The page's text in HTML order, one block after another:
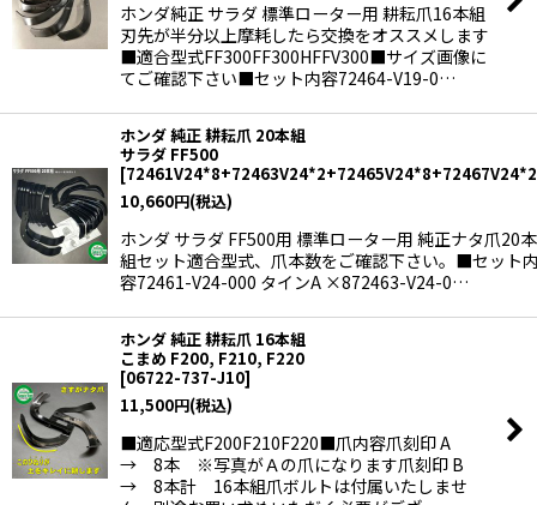
ホンダ純正 サラダ 標準ローター用 耕耘爪16本組
刃先が半分以上摩耗したら交換をオススメします
■適合型式FF300FF300HFFV300■サイズ画像に
てご確認下さい■セット内容72464-V19-0…
ホンダ 純正 耕耘爪 20本組
サラダ FF500
[72461V24*8+72463V24*2+72465V24*8+72467V24*2
10,660円(税込)
ホンダ サラダ FF500用 標準ローター用 純正ナタ爪20本
組セット適合型式、爪本数をご確認下さい。■セット
容72461-V24-000 タインA ×872463-V24-0…
ホンダ 純正 耕耘爪 16本組
こまめ F200, F210, F220
[06722-737-J10]
11,500円(税込)
■適応型式F200F210F220■爪内容爪刻印 A
→ 8本 ※写真がＡの爪になります爪刻印 B
→ 8本計 16本組爪ボルトは付属いたしませ